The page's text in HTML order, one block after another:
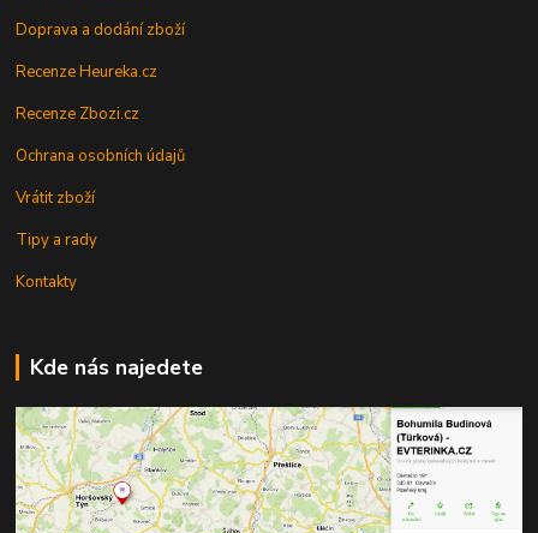
Doprava a dodání zboží
Recenze Heureka.cz
Recenze Zbozi.cz
Ochrana osobních údajů
Vrátit zboží
Tipy a rady
Kontakty
Kde nás najedete